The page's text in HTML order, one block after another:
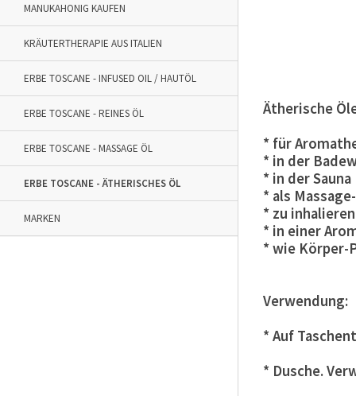
MANUKAHONIG KAUFEN
KRÄUTERTHERAPIE AUS ITALIEN
ERBE TOSCANE - INFUSED OIL / HAUTÖL
ERBE TOSCANE - REINES ÖL
ERBE TOSCANE - MASSAGE ÖL
ERBE TOSCANE - ÄTHERISCHES ÖL
MARKEN
Ätherische
* für
* in der
* in der Sauna
* als
* zu inhalieren
* in einer
* wie Körper-
Verwendung:
* Auf
* Dusche.